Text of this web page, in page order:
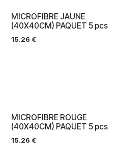
MICROFIBRE JAUNE
(40X40CM) PAQUET 5 pcs
15.26 €
MICROFIBRE ROUGE
(40X40CM) PAQUET 5 pcs
15.26 €